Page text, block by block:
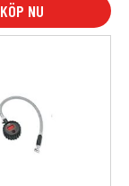
2.031
KÖP NU